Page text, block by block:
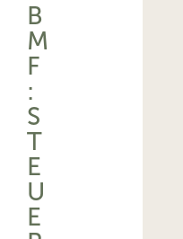
B
M
F
:
S
T
E
U
E